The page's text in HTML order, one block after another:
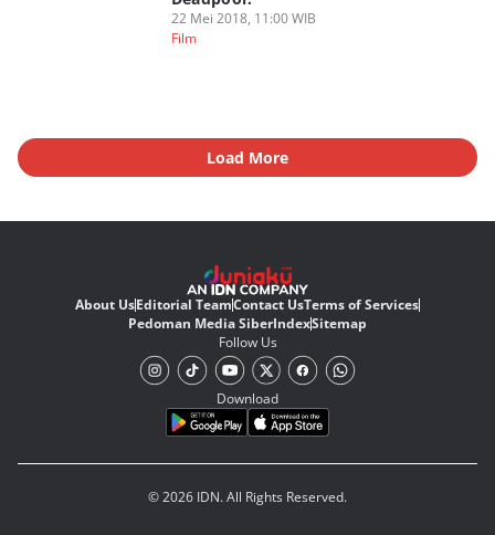
22 Mei 2018, 11:00 WIB
Film
Load More
About UsEditorial TeamContact UsTerms of Services
Pedoman Media SiberIndexSitemap
Follow Us
Download
© 2026 IDN. All Rights Reserved.